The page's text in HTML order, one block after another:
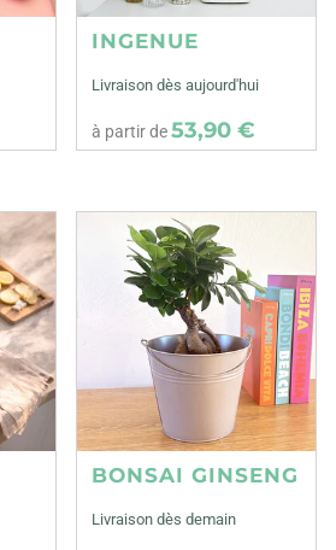
INGENUE
Livraison dès aujourd'hui
à partir de53,90 €
BONSAI GINSENG
Livraison dès demain